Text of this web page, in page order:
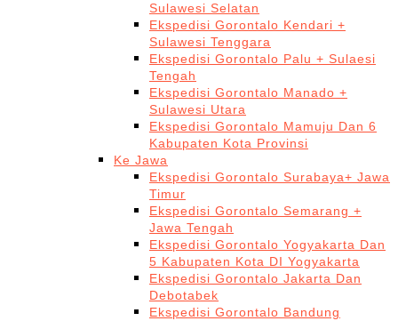
Sulawesi Selatan
Ekspedisi Gorontalo Kendari +
Sulawesi Tenggara
Ekspedisi Gorontalo Palu + Sulaesi
Tengah
Ekspedisi Gorontalo Manado +
Sulawesi Utara
Ekspedisi Gorontalo Mamuju Dan 6
Kabupaten Kota Provinsi
Ke Jawa
Ekspedisi Gorontalo Surabaya+ Jawa
Timur
Ekspedisi Gorontalo Semarang +
Jawa Tengah
Ekspedisi Gorontalo Yogyakarta Dan
5 Kabupaten Kota DI Yogyakarta
Ekspedisi Gorontalo Jakarta Dan
Debotabek
Ekspedisi Gorontalo Bandung